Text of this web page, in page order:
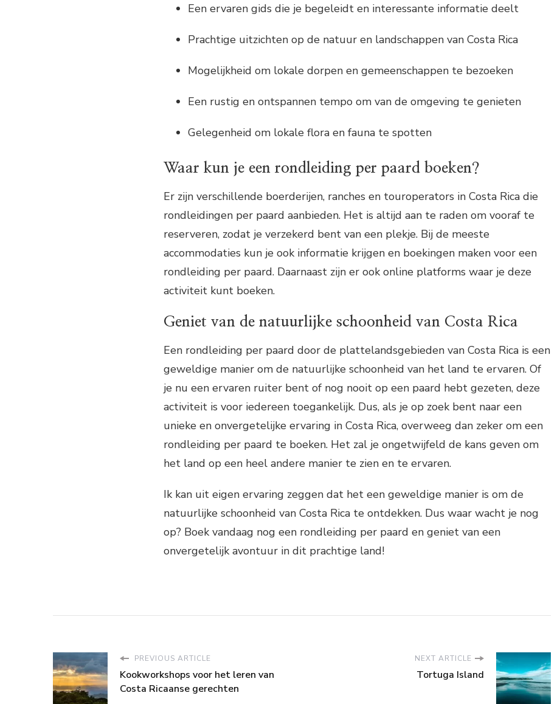
Een ervaren gids die je begeleidt en interessante informatie deelt
Prachtige uitzichten op de natuur en landschappen van Costa Rica
Mogelijkheid om lokale dorpen en gemeenschappen te bezoeken
Een rustig en ontspannen tempo om van de omgeving te genieten
Gelegenheid om lokale flora en fauna te spotten
Waar kun je een rondleiding per paard boeken?
Er zijn verschillende boerderijen, ranches en touroperators in Costa Rica die
rondleidingen per paard aanbieden. Het is altijd aan te raden om vooraf te
reserveren, zodat je verzekerd bent van een plekje. Bij de meeste
accommodaties kun je ook informatie krijgen en boekingen maken voor een
rondleiding per paard. Daarnaast zijn er ook online platforms waar je deze
activiteit kunt boeken.
Geniet van de natuurlijke schoonheid van Costa Rica
Een rondleiding per paard door de plattelandsgebieden van Costa Rica is een
geweldige manier om de natuurlijke schoonheid van het land te ervaren. Of
je nu een ervaren ruiter bent of nog nooit op een paard hebt gezeten, deze
activiteit is voor iedereen toegankelijk. Dus, als je op zoek bent naar een
unieke en onvergetelijke ervaring in Costa Rica, overweeg dan zeker om een
rondleiding per paard te boeken. Het zal je ongetwijfeld de kans geven om
het land op een heel andere manier te zien en te ervaren.
Ik kan uit eigen ervaring zeggen dat het een geweldige manier is om de
natuurlijke schoonheid van Costa Rica te ontdekken. Dus waar wacht je nog
op? Boek vandaag nog een rondleiding per paard en geniet van een
onvergetelijk avontuur in dit prachtige land!
PREVIOUS ARTICLE
Kookworkshops voor het leren van
Costa Ricaanse gerechten
NEXT ARTICLE
Tortuga Island